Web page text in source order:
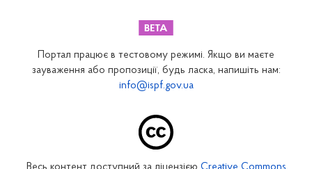
Закарпатське відділення
Запорізьке відділення
Портал працює в тестовому режимі. Якщо ви маєте
зауваження або пропозиції, будь ласка, напишіть нам:
info@ispf.gov.ua